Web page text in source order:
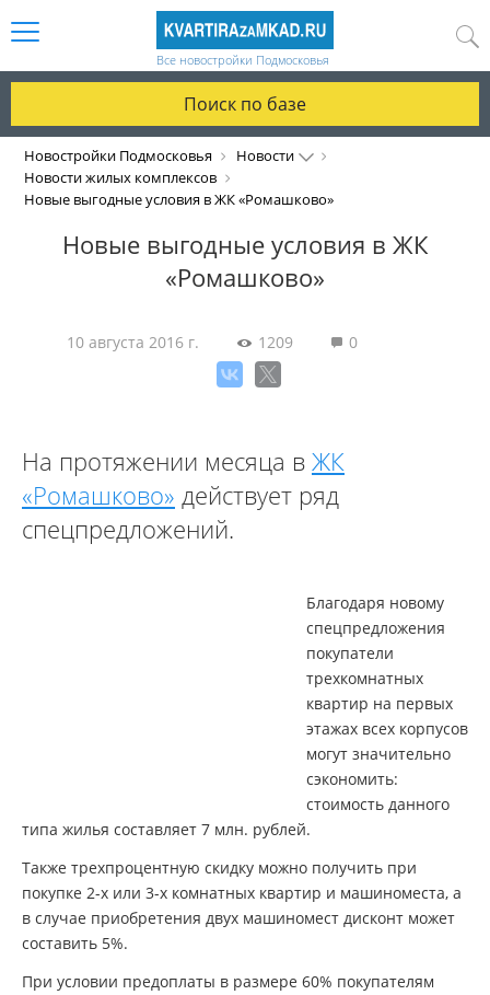
Все новостройки Подмосковья
Поиск по базе
Новостройки Подмосковья
Новости
Новости жилых комплексов
Новые выгодные условия в ЖК «Ромашково»
Новые выгодные условия в ЖК
«Ромашково»
10 августа 2016 г. 1209 0
На протяжении месяца в ЖК
«Ромашково» действует ряд
спецпредложений.
Благодаря новому
спецпредложения
покупатели
трехкомнатных
квартир на первых
этажах всех корпусов
могут значительно
сэкономить:
стоимость данного
типа жилья составляет 7 млн. рублей.
Также трехпроцентную скидку можно получить при
покупке 2-х или 3-х комнатных квартир и машиноместа, а
в случае приобретения двух машиномест дисконт может
составить 5%.
При условии предоплаты в размере 60% покупателям